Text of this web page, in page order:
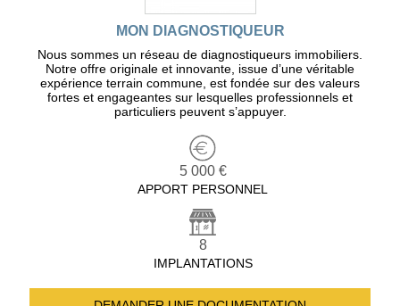
MON DIAGNOSTIQUEUR
Nous sommes un réseau de diagnostiqueurs immobiliers.
Notre offre originale et innovante, issue d’une véritable
expérience terrain commune, est fondée sur des valeurs
fortes et engageantes sur lesquelles professionnels et
particuliers peuvent s’appuyer.
5 000 €
APPORT PERSONNEL
8
IMPLANTATIONS